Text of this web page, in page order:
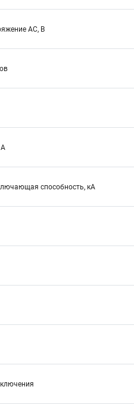
АС, В
способность, кА